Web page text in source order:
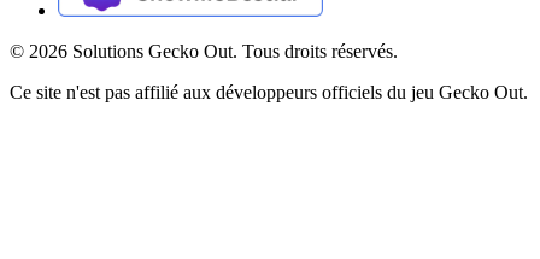
© 2026 Solutions Gecko Out. Tous droits réservés.
Ce site n'est pas affilié aux développeurs officiels du jeu Gecko Out.